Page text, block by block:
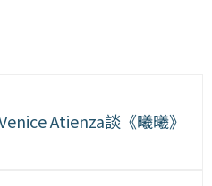
Atienza談《曦曦》